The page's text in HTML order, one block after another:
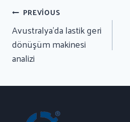
Yazı
Gezinmesi
PREVIOUS
Avustralya’da lastik geri
dönüşüm makinesi
analizi